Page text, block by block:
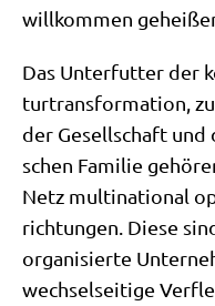
will­kom­men
Das Unter­fut­ter der
tur­trans­for­ma­ti­on,
der Gesell­schaft
schen Fami­lie
Netz mul­ti­na­tio­nal
rich­tun­gen. Die­se
orga­ni­sier­te
wech­sel­sei­ti­ge